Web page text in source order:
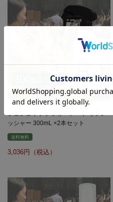
シュシュキッキ フォーアート リフレ
ッシャー 300mL ×2本セット
送料無料
3,036